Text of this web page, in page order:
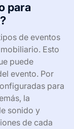
para
de eventos
Esto
puede
evento. Por
para
la
sonido y
de cada